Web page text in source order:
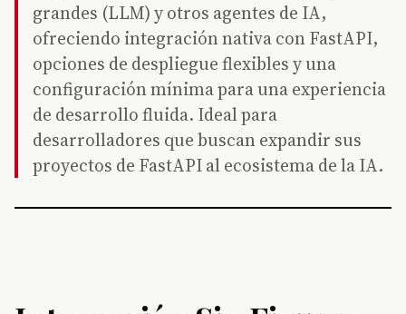
grandes (LLM) y otros agentes de IA,
ofreciendo integración nativa con FastAPI,
opciones de despliegue flexibles y una
configuración mínima para una experiencia
de desarrollo fluida. Ideal para
desarrolladores que buscan expandir sus
proyectos de FastAPI al ecosistema de la IA.